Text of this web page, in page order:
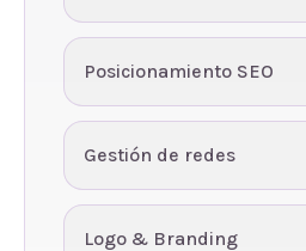
Posicionamiento SEO
Gestión de redes
Logo & Branding